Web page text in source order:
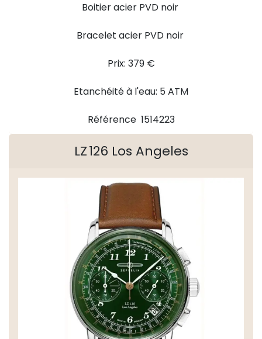
Boitier acier PVD noir
Bracelet acier PVD noir
Prix: 379 €
Etanchéité à l'eau: 5 ATM
Référence 1514223
LZ 126 Los Angeles